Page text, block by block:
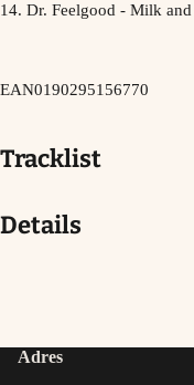
14. Dr. Feelgood - Milk
EAN0190295156770
Tracklist
Details
Adres